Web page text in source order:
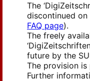
The
discontinued on
FAQ page).
The freely
future by the
The provision
Further